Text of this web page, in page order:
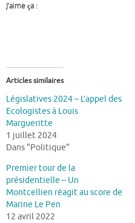
J’aime ça :
Articles similaires
Législatives 2024 – L’appel des
Ecologistes à Louis
Margueritte
1 juillet 2024
Dans "Politique"
Premier tour de la
présidentielle – Un
Montcellien réagit au score de
Marine Le Pen
12 avril 2022